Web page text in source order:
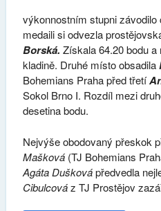
výkonnostním stupni
medaili si odvezla
Borská. Získala 64.20 bodu
kladině. Druhé místo obsadila
Bohemians Praha před třetí
Sokol Brno I. Rozdíl mezi
desetina bodu.
Nejvýše obodovaný přeskok
Mašková(TJ Bohemians
Agáta Duškovápředvedla
Cibulcováz TJ Prostějov